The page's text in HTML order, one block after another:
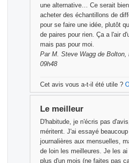
une alternative… Ce serait
acheter des échantillons de
pour se faire une idée, plutôt
de paires pour rien. Ça a l'air
mais pas pour moi.
Par M. Steve Wagg de Bolton,
09h48
Cet avis vous a-t-il été utile ?
Le meilleur
D'habitude, je n'écris pas
méritent. J'ai essayé
journalières aux mensuelles,
de loin les meilleures. Je les
plus d'un mois (ne faites pas